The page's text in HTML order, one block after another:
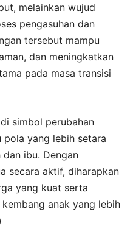
melainkan wujud
pengasuhan dan
tersebut mampu
dan meningkatkan
pada masa transisi
simbol perubahan
pola yang lebih setara
ibu. Dengan
secara aktif, diharapkan
yang kuat serta
anak yang lebih